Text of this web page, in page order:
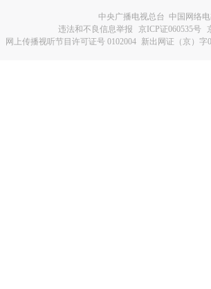
中央广播电视总台 中国网络
违法和不良信息举报
京ICP证060535号
网上传播视听节目许可证号 0102004 新出网证（京）